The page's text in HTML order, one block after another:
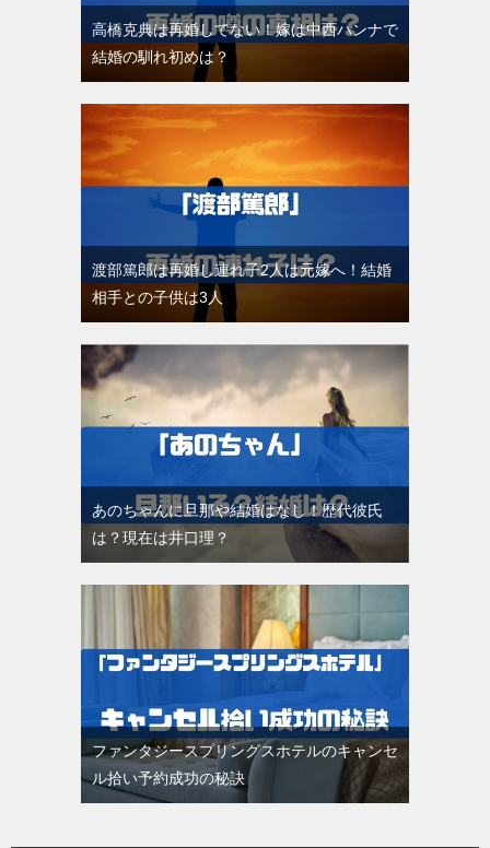
高橋克典は再婚してない！嫁は中西ハンナで
結婚の馴れ初めは？
渡部篤郎は再婚し連れ子2人は元嫁へ！結婚
相手との子供は3人
あのちゃんに旦那や結婚はなし！歴代彼氏
は？現在は井口理？
ファンタジースプリングスホテルのキャンセ
ル拾い予約成功の秘訣